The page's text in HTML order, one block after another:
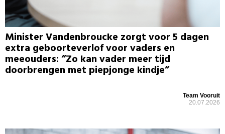
Minister Vandenbroucke zorgt voor 5 dagen
extra geboorteverlof voor vaders en
meeouders: “Zo kan vader meer tijd
doorbrengen met piepjonge kindje”
Team Vooruit
20.07.2026